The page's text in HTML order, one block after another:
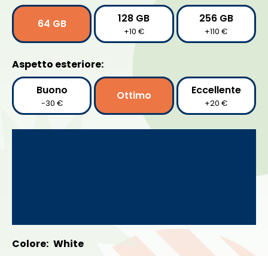
64 GB 128 GB
+10 €
256 GB
+110 €
Aspetto esteriore:
Buono
-30 €
Ottimo Eccellente
+20 €
Colore: White